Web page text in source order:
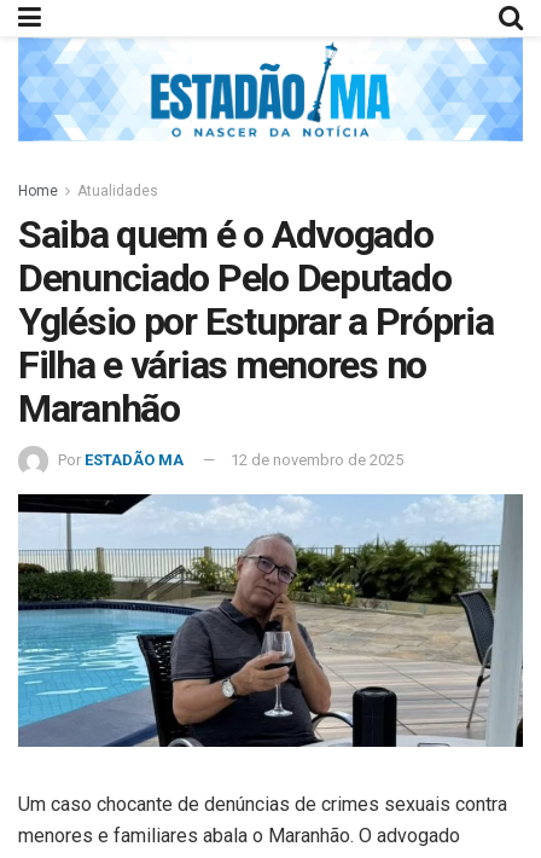
Home Atualidades
Saiba quem é o Advogado
Denunciado Pelo Deputado
Yglésio por Estuprar a Própria
Filha e várias menores no
Maranhão
Por ESTADÃO MA 12 de novembro de 2025
Um caso chocante de denúncias de crimes sexuais contra
menores e familiares abala o Maranhão. O advogado